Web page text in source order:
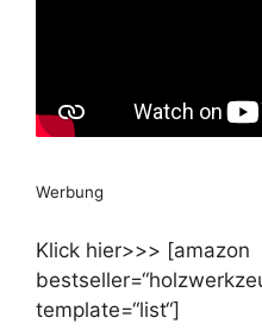
Werbung
Klick hier>>> [amazon
template=“list“]